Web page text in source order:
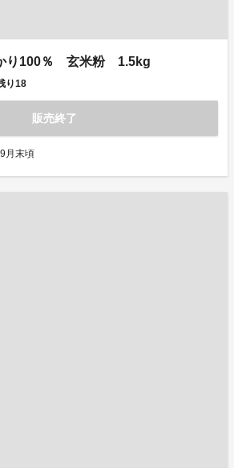
り100％ 玄米粉 1.5kg
り18
販売終了
月末頃